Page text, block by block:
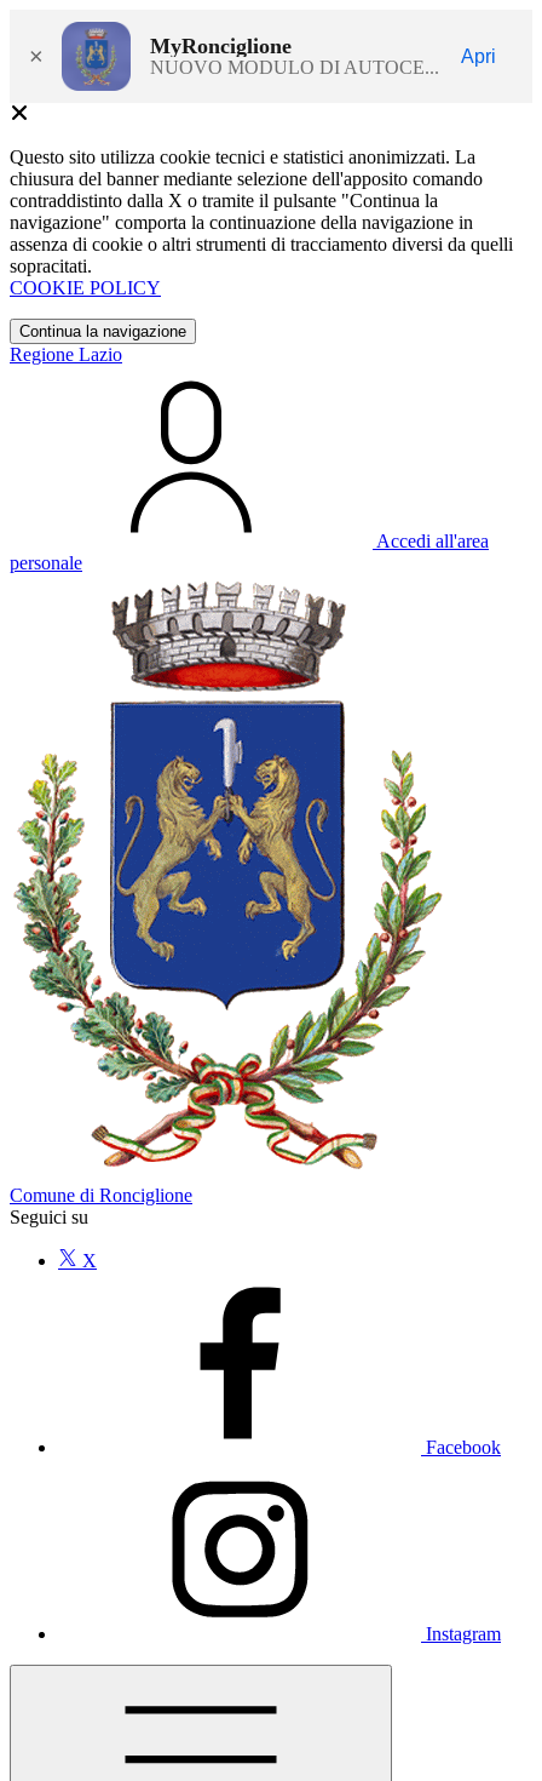
× MyRonciglione
NUOVO MODULO DI AUTOCE...
Apri
Questo sito utilizza cookie tecnici e statistici anonimizzati. La
chiusura del banner mediante selezione dell'apposito comando
contraddistinto dalla X o tramite il pulsante "Continua la
navigazione" comporta la continuazione della navigazione in
assenza di cookie o altri strumenti di tracciamento diversi da quelli
sopracitati.
COOKIE POLICY
Continua la navigazione
Regione Lazio
Accedi all'area
personale
Comune di Ronciglione
Seguici su
X
Facebook
Instagram